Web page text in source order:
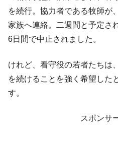
を続行。協力者である牧師が
家族へ連絡。二週間と予定さ
6日間で中止されました。
けれど、看守役の若者たちは
を続けることを強く希望した
す。
スポンサ